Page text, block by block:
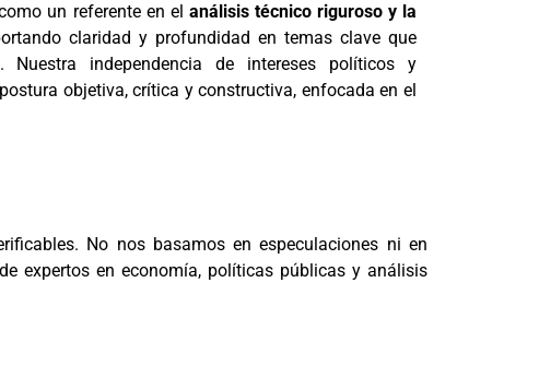
un referente en el análisis técnico riguroso y la
claridad y profundidad en temas clave que
Nuestra independencia de intereses políticos y
objetiva, crítica y constructiva, enfocada en el
No nos basamos en especulaciones ni en
expertos en economía, políticas públicas y análisis